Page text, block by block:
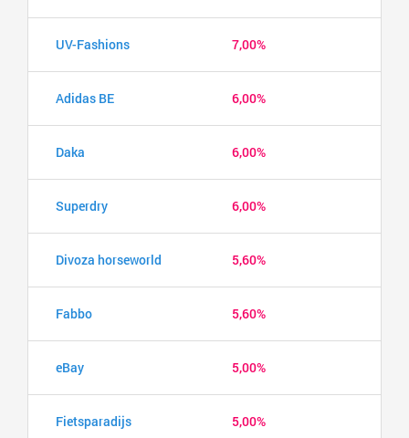
UV-Fashions 7,00%
Adidas BE 6,00%
Daka 6,00%
Superdry 6,00%
Divoza horseworld 5,60%
Fabbo 5,60%
eBay 5,00%
Fietsparadijs 5,00%